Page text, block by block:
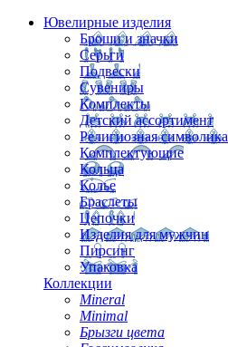
Ювелирные изделия
Броши и значки
Серьги
Подвески
Сувениры
Комплекты
Детский ассортимент
Религиозная символика
Комплектующие
Кольца
Колье
Браслеты
Цепочки
Изделия для мужчин
Пирсинг
Упаковка
Коллекции
Mineral
Minimal
Брызги цвета